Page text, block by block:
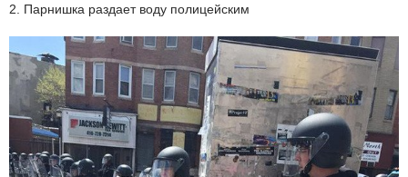
2. Парнишка раздает воду полицейским